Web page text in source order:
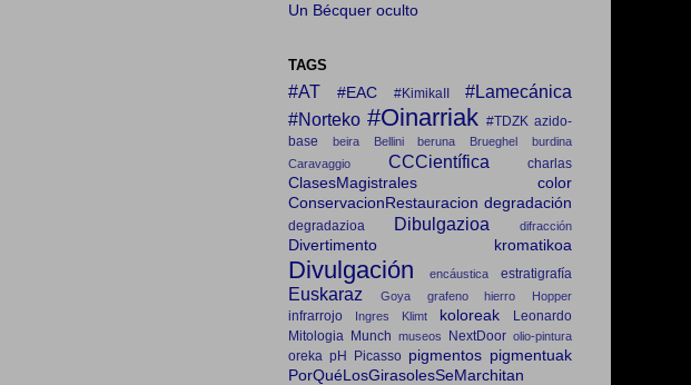
Un Bécquer oculto
TAGS
#AT #EAC #KimikaII
#Lamecánica
#Norteko #Oinarriak #TDZK azido-
base
beira Bellini beruna Brueghel
burdina
Caravaggio
CCCientífica charlas
ClasesMagistrales
color
ConservacionRestauracion degradación
degradazioa Dibulgazioa difracción
Divertimento kromatikoa
Divulgación encáustica estratigrafía
Euskaraz Goya grafeno hierro Hopper
infrarrojo Ingres Klimt koloreak
Leonardo
Mitologia Munch museos NextDoor olio-pintura
oreka pH Picasso pigmentos pigmentuak
PorQuéLosGirasolesSeMarchitan